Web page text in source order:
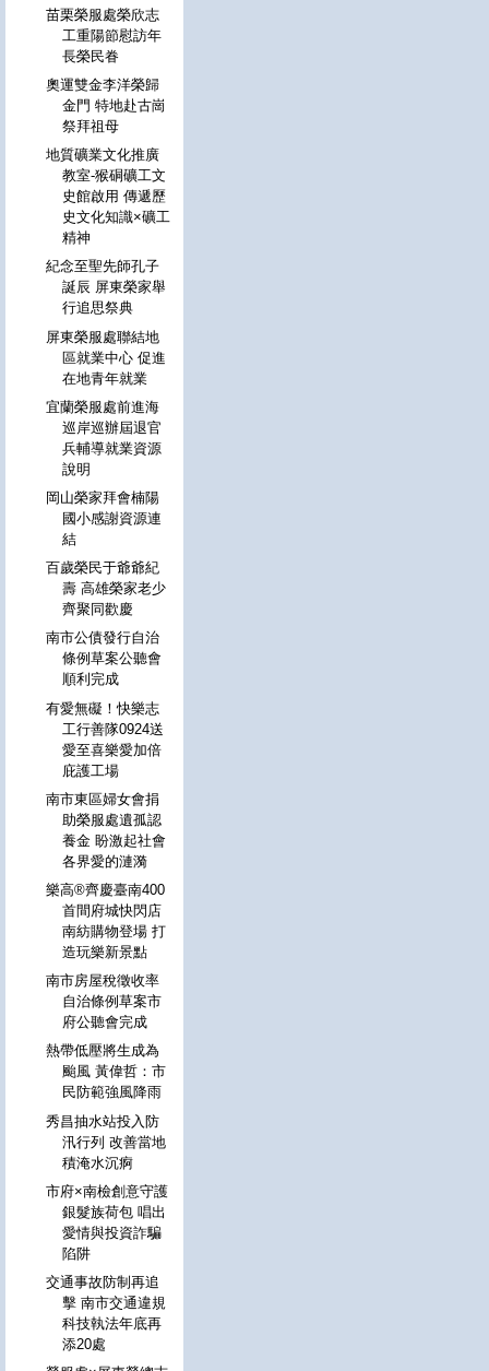
苗栗榮服處榮欣志
工重陽節慰訪年
長榮民眷
奧運雙金李洋榮歸
金門 特地赴古崗
祭拜祖母
地質礦業文化推廣
教室-猴硐礦工文
史館啟用 傳遞歷
史文化知識×礦工
精神
紀念至聖先師孔子
誕辰 屏東榮家舉
行追思祭典
屏東榮服處聯結地
區就業中心 促進
在地青年就業
宜蘭榮服處前進海
巡岸巡辦屆退官
兵輔導就業資源
說明
岡山榮家拜會楠陽
國小感謝資源連
結
百歲榮民于爺爺紀
壽 高雄榮家老少
齊聚同歡慶
南市公債發行自治
條例草案公聽會
順利完成
有愛無礙！快樂志
工行善隊0924送
愛至喜樂愛加倍
庇護工場
南市東區婦女會捐
助榮服處遺孤認
養金 盼激起社會
各界愛的漣漪
樂高®齊慶臺南400
首間府城快閃店
南紡購物登場 打
造玩樂新景點
南市房屋稅徵收率
自治條例草案市
府公聽會完成
熱帶低壓將生成為
颱風 黃偉哲：市
民防範強風降雨
秀昌抽水站投入防
汛行列 改善當地
積淹水沉痾
市府×南檢創意守護
銀髮族荷包 唱出
愛情與投資詐騙
陷阱
交通事故防制再追
擊 南市交通違規
科技執法年底再
添20處